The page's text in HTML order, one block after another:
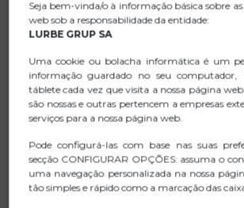
Controle a música: reprodução/
anterior/seguinte, com apenas um
Microfone incorporado que permite
chamadas sem tirar o smartphone do
mãos-livres).
Cabo de 120 cm de comprimento que
Conexão jack de 3,5 mm.
Seja bem-vinda/o à informação básica sobre
web sob a responsabilidade da entidade:
LURBE GRUP SA
Uma cookie ou bolacha informática é um
informação guardado no seu computador,
táblete cada vez que visita a nossa página
são nossas e outras pertencem a empresas
serviços para a nossa página web.
Pode configurá-las com base nas suas
secção CONFIGURAR OPÇÕES: assuma o
uma navegação personalizada na nossa
tão simples e rápido como a marcação das